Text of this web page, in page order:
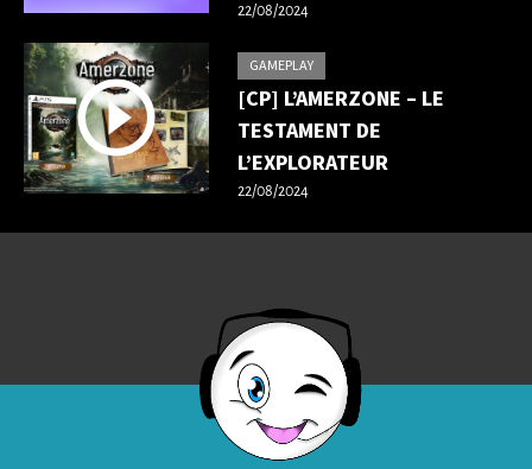
22/08/2024
GAMEPLAY
[CP] L’AMERZONE – LE
TESTAMENT DE
L’EXPLORATEUR
22/08/2024